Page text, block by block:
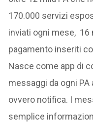
170.000 servizi
inviati ogni mese,
pagamento inseriti
Nasce come app di
messaggi da ogni
ovvero notifica. I
semplice